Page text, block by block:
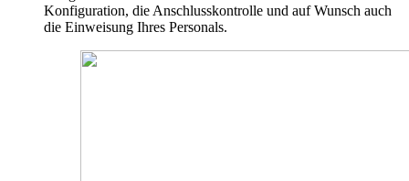
Konfiguration, die Anschlusskontrolle und auf Wunsch auch
die Einweisung Ihres Personals.